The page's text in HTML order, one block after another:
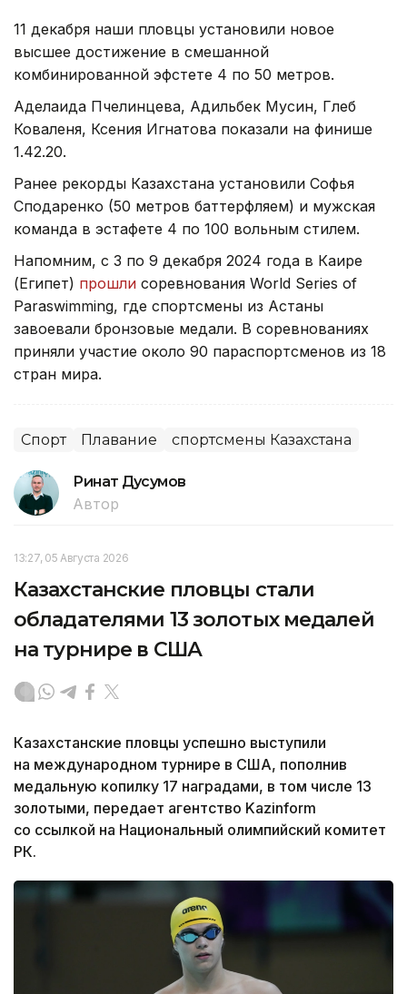
11 декабря наши пловцы установили новое
высшее достижение в смешанной
комбинированной эфстете 4 по 50 метров.
Аделаида Пчелинцева, Адильбек Мусин, Глеб
Коваленя, Ксения Игнатова показали на финише
1.42.20.
Ранее рекорды Казахстана установили Софья
Сподаренко (50 метров баттерфляем) и мужская
команда в эстафете 4 по 100 вольным стилем.
Напомним, с 3 по 9 декабря 2024 года в Каире
(Египет) прошли соревнования World Series of
Paraswimming, где спортсмены из Астаны
завоевали бронзовые медали. В соревнованиях
приняли участие около 90 параспортсменов из 18
стран мира.
Спорт Плавание спортсмены Казахстана
Ринат Дусумов
Автор
13:27, 05 Августа 2026
Казахстанские пловцы стали
обладателями 13 золотых медалей
на турнире в США
Казахстанские пловцы успешно выступили
на международном турнире в США, пополнив
медальную копилку 17 наградами, в том числе 13
золотыми, передает агентство Kazinform
со ссылкой на Национальный олимпийский комитет
РК.